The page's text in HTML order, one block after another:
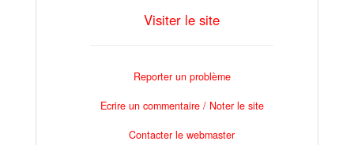
Visiter le site
Reporter un problème
Ecrire un commentaire / Noter le site
Contacter le webmaster